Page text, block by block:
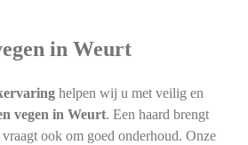
in Weurt
helpen wij u met veilig en
vegen in Weurt. Een haard brengt
ook om goed onderhoud. Onze